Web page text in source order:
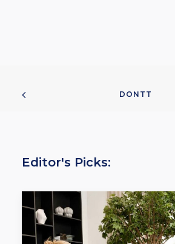
DONTT
Editor's Picks: